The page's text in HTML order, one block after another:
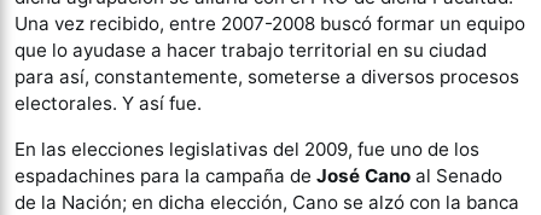
Una vez recibido, entre 2007-2008 buscó formar un equipo
que lo ayudase a hacer trabajo territorial en su ciudad
para así, constantemente, someterse a diversos procesos
electorales. Y así fue.
En las elecciones legislativas del 2009, fue uno de los
espadachines para la campaña de José Cano al Senado
de la Nación; en dicha elección, Cano se alzó con la banca